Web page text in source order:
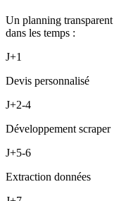
Un planning
dans les temps :
J+1
Devis personnalisé
J+2-4
Développement scraper
J+5-6
Extraction données